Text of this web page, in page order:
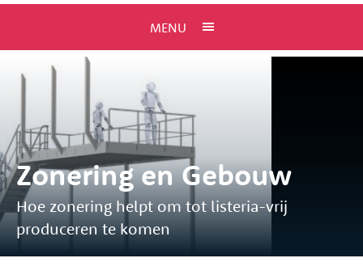
MENU
Zonering en Gebouw
Hoe zonering helpt om tot listeria-vrij
produceren te komen